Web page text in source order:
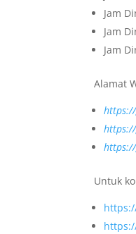
Jam
Jam
Jam
Alamat
Untuk